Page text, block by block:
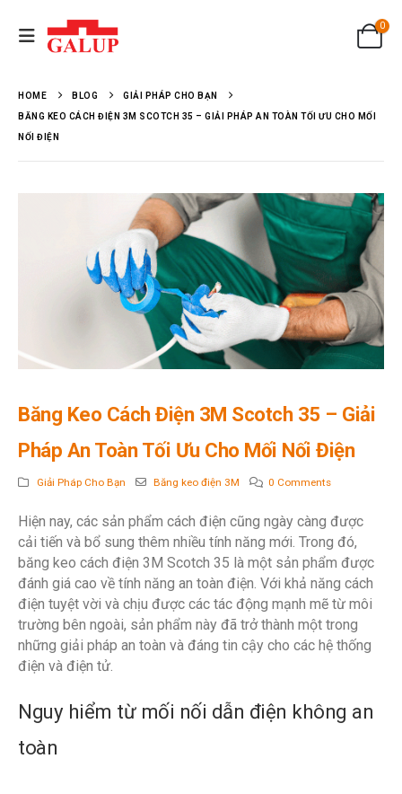
0
HOME BLOG GIẢI PHÁP CHO BẠN
BĂNG KEO CÁCH ĐIỆN 3M SCOTCH 35 – GIẢI PHÁP AN TOÀN TỐI ƯU CHO MỐI
NỐI ĐIỆN
Băng Keo Cách Điện 3M Scotch 35 – Giải
Pháp An Toàn Tối Ưu Cho Mối Nối Điện
Giải Pháp Cho Bạn Băng keo điện 3M 0 Comments
Hiện nay, các sản phẩm cách điện cũng ngày càng được
cải tiến và bổ sung thêm nhiều tính năng mới. Trong đó,
băng keo cách điện 3M Scotch 35 là một sản phẩm được
đánh giá cao về tính năng an toàn điện. Với khả năng cách
điện tuyệt vời và chịu được các tác động mạnh mẽ từ môi
trường bên ngoài, sản phẩm này đã trở thành một trong
những giải pháp an toàn và đáng tin cậy cho các hệ thống
điện và điện tử.
Nguy hiểm từ mối nối dẫn điện không an
toàn